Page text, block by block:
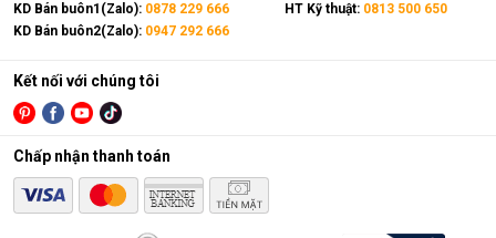
KD Bán buôn1(Zalo): 0878 229 666
KD Bán buôn2(Zalo): 0947 292 666
HT Kỹ thuật: 0813 500 650
Kết nối với chúng tôi
Chấp nhận thanh toán